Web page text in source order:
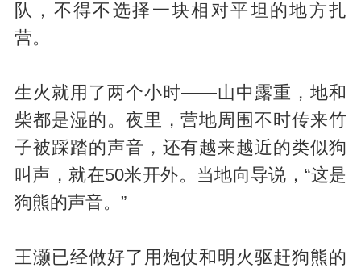
队，不得不选择一块相对平坦的地方扎
营。
生火就用了两个小时——山中露重，地和
柴都是湿的。夜里，营地周围不时传来竹
子被踩踏的声音，还有越来越近的类似狗
叫声，就在50米开外。当地向导说，“这是
狗熊的声音。”
王灏已经做好了用炮仗和明火驱赶狗熊的